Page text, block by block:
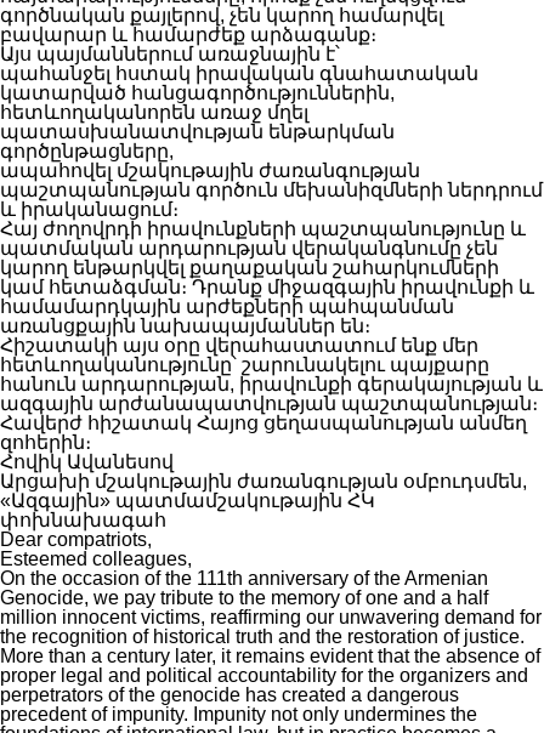
գործնական քայլերով, չեն կարող համարվել
բավարար և համարժեք արձագանք։
Այս պայմաններում առաջնային է՝
պահանջել հստակ իրավական գնահատական
կատարված հանցագործություններին,
հետևողականորեն առաջ մղել
պատասխանատվության ենթարկման
գործընթացները,
ապահովել մշակութային ժառանգության
պաշտպանության գործուն մեխանիզմների ներդրում
և իրականացում։
Հայ ժողովրդի իրավունքների պաշտպանությունը և
պատմական արդարության վերականգնումը չեն
կարող ենթարկվել քաղաքական շահարկումների
կամ հետաձգման։ Դրանք միջազգային իրավունքի և
համամարդկային արժեքների պահպանման
առանցքային նախապայմաններ են։
Հիշատակի այս օրը վերահաստատում ենք մեր
հետևողականությունը՝ շարունակելու պայքարը
հանուն արդարության, իրավունքի գերակայության և
ազգային արժանապատվության պաշտպանության։
Հավերժ հիշատակ Հայոց ցեղասպանության անմեղ
զոհերին։
Հովիկ Ավանեսով
Արցախի մշակութային ժառանգության օմբուդսմեն,
«Ազգային» պատմամշակութային ՀԿ
փոխնախագահ
Dear compatriots,
Esteemed colleagues,
On the occasion of the 111th anniversary of the Armenian
Genocide, we pay tribute to the memory of one and a half
million innocent victims, reaffirming our unwavering demand for
the recognition of historical truth and the restoration of justice.
More than a century later, it remains evident that the absence of
proper legal and political accountability for the organizers and
perpetrators of the genocide has created a dangerous
precedent of impunity. Impunity not only undermines the